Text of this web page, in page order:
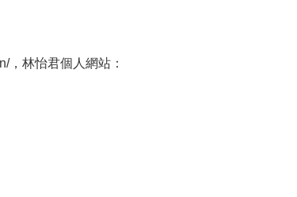
，林怡君個人網站：